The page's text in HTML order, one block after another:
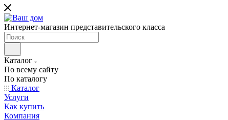
Интернет-магазин представительского класса
Каталог
По всему сайту
По каталогу
Каталог
Услуги
Как купить
Компания